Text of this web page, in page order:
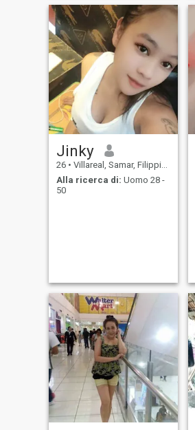
Jinky
26 • Villareal, Samar, Filippine
Alla ricerca di: Uomo 28 -
50